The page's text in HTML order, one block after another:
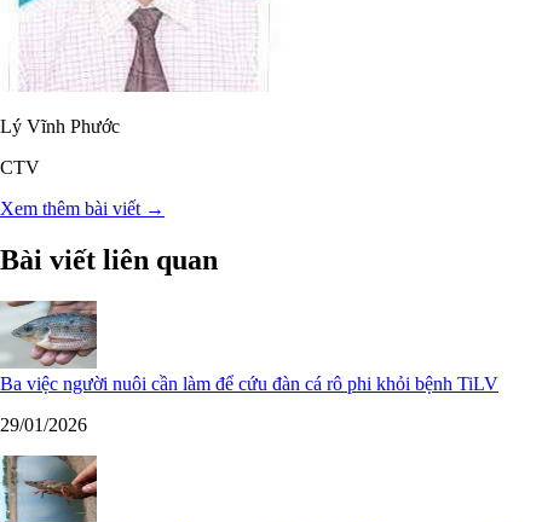
Lý Vĩnh Phước
CTV
Xem thêm bài viết →
Bài viết liên quan
Ba việc người nuôi cần làm để cứu đàn cá rô phi khỏi bệnh TiLV
29/01/2026